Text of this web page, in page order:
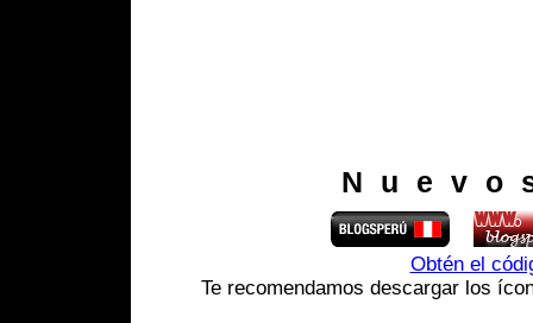
Obtén el
Te recomendamos descargar los